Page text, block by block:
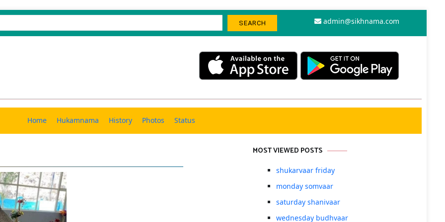
admin@sikhnama.com
Home Hukamnama History Photos Status
MOST VIEWED POSTS
shukarvaar friday
monday somvaar
saturday shanivaar
wednesday budhvaar